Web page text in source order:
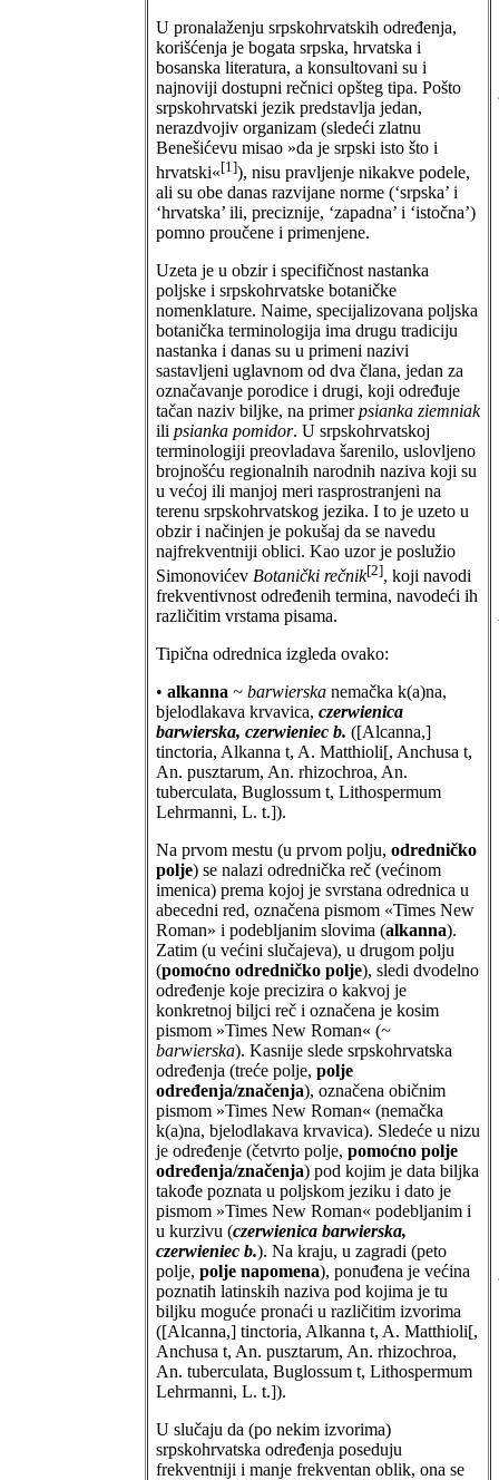
U pronalaženju srpskohrvatskih određenja,
korišćenja je bogata srpska, hrvatska i
bosanska literatura, a konsultovani su i
najnoviji dostupni rečnici opšteg tipa. Pošto
srpskohrvatski jezik predstavlja jedan,
nerazdvojiv organizam (sledeći zlatnu
Benešićevu misao »da je srpski isto što i
hrvatski«[1]), nisu pravljenje nikakve podele,
ali su obe danas razvijane norme (‘srpska’ i
‘hrvatska’ ili, preciznije, ‘zapadna’ i ‘istočna’)
pomno proučene i primenjene.
Uzeta je u obzir i specifičnost nastanka
poljske i srpskohrvatske botaničke
nomenklature. Naime, specijalizovana poljska
botanička terminologija ima drugu tradiciju
nastanka i danas su u primeni nazivi
sastavljeni uglavnom od dva člana, jedan za
označavanje porodice i drugi, koji određuje
tačan naziv biljke, na primerpsianka ziemniak
ili psianka pomidor. U srpskohrvatskoj
terminologiji preovladava šarenilo, uslovljeno
brojnošću regionalnih narodnih naziva koji su
u većoj ili manjoj meri rasprostranjeni na
terenu srpskohrvatskog jezika. I to je uzeto u
obzir i načinjen je pokušaj da se navedu
najfrekventniji oblici. Kao uzor je poslužio
Simonovićev Botanički rečnik[2], koji navodi
frekventivnost određenih termina, navodeći ih
različitim vrstama pisama.
Tipična odrednica izgleda ovako:
• alkanna ~ barwierska nemačka k(a)na,
bjelodlakava krvavica, czerwienica
barwierska, czerwieniec b. ([Alcanna,]
tinctoria, Alkanna t, A. Matthioli[, Anchusa t,
An. pusztarum, An. rhizochroa, An.
tuberculata, Buglossum t, Lithospermum
Lehrmanni, L. t.]).
Na prvom mestu (u prvom polju, odredničko
polje) se nalazi odrednička reč (većinom
imenica) prema kojoj je svrstana odrednica u
abecedni red, označena pismom «Times New
Roman» i podebljanim slovima (alkanna).
Zatim (u većini slučajeva), u drugom polju
(pomoćno odredničko polje), sledi dvodelno
određenje koje precizira o kakvoj je
konkretnoj biljci reč i označena je kosim
pismom »Times New Roman« (~
barwierska). Kasnije slede srpskohrvatska
određenja (treće polje, polje
određenja/značenja), označena običnim
pismom »Times New Roman« (nemačka
k(a)na, bjelodlakava krvavica). Sledeće u nizu
je određenje (četvrto polje, pomoćno polje
određenja/značenja) pod kojim je data biljka
takođe poznata u poljskom jeziku i dato je
pismom »Times New Roman« podebljanim i
u kurzivu (czerwienica barwierska,
czerwieniec b.). Na kraju, u zagradi (peto
polje, polje napomena), ponuđena je većina
poznatih latinskih naziva pod kojima je tu
biljku moguće pronaći u različitim izvorima
([Alcanna,] tinctoria, Alkanna t, A. Matthioli[,
Anchusa t, An. pusztarum, An. rhizochroa,
An. tuberculata, Buglossum t, Lithospermum
Lehrmanni, L. t.]).
U slučaju da (po nekim izvorima)
srpskohrvatska određenja poseduju
frekventniji i manje frekventan oblik, ona se